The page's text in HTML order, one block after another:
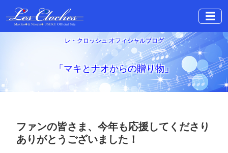
☰
レ・クロッシュ オフィシャルブログ
「マキとナオからの贈り物」
ファンの皆さま、今年も応援してくださり
ありがとうございました！